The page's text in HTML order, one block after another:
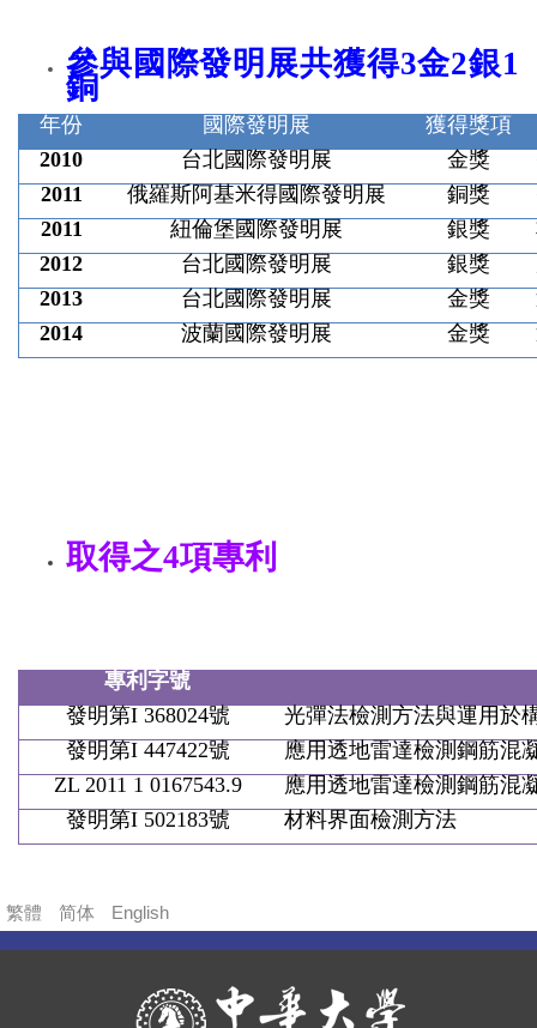
參與國際發明展共獲得3金2銀1
銅
年份 國際發明展
獲得獎項
2010
台北國際發明展 金獎
2011
俄羅斯阿基米得國際發明展 銅獎
2011
紐倫堡國際發明展 銀獎
2012
台北國際發明展 銀獎
2013
台北國際發明展 金獎
2014
波蘭國際發明展 金獎
取得之4項專利
專利字號
發明第I 368024號
光彈法檢測方法與運用於
發明第I 447422號
應用透地雷達檢測鋼筋混
ZL 2011 1 0167543.9
應用透地雷達檢測鋼筋混
發明第I 502183號 材料界面檢測方法
繁體 简体 English